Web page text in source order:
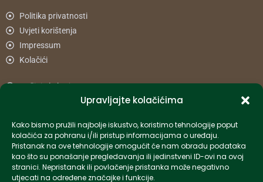
Upravljajte kolačićima
Kako bismo pružili najbolje iskustvo, koristimo tehnologije poput
kolačića za pohranu i/ili pristup informacijama o uređaju.
Pristanak na ove tehnologije omogućit će nam obradu podataka
kao što su ponašanje pregledavanja ili jedinstveni ID-ovi na ovoj
stranici. Nepristanak ili povlačenje pristanka može negativno
utjecati na određene značajke i funkcije.
Politika privatnosti
Uvjeti korištenja
Impressum
Kolačići
Načini plaćanja
Informacije
info-hr@kettner.com